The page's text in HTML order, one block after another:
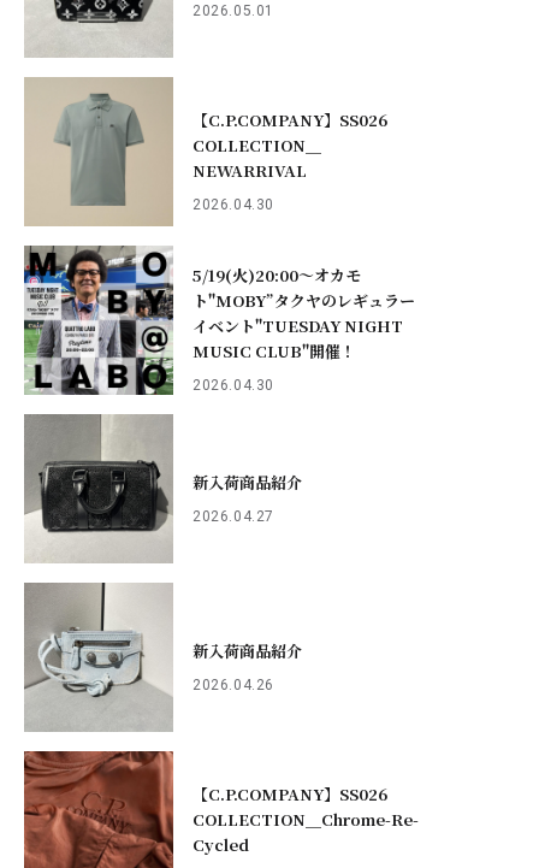
2026.05.01
【C.P.COMPANY】SS026
COLLECTION＿
NEWARRIVAL
2026.04.30
5/19(火)20:00～オカモ
ト"MOBY”タクヤのレギュラー
イベント"TUESDAY NIGHT
MUSIC CLUB"開催！
2026.04.30
新入荷商品紹介
2026.04.27
新入荷商品紹介
2026.04.26
【C.P.COMPANY】SS026
COLLECTION＿Chrome-Re-
Cycled